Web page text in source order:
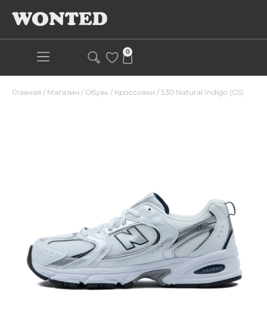
0
Главная / Магазин / Обувь / Кроссовки / 530 Natural Indigo (GS)